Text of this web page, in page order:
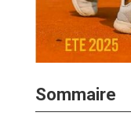
Sommaire